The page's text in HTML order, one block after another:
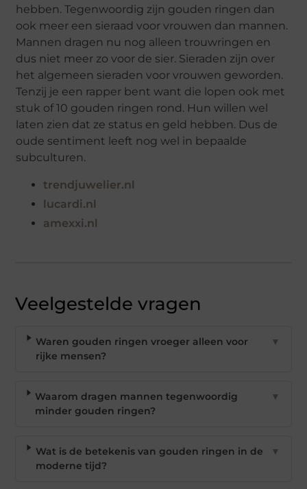
hebben. Tegenwoordig zijn gouden ringen dan
ook meer een sieraad voor vrouwen dan mannen.
Mannen dragen nu nog alleen trouwringen en
dus niet meer zo voor de sier. Sieraden zijn over
het algemeen sieraden voor vrouwen geworden.
Tenzij je een rapper bent want die lopen ook met
stuk of 10 gouden ringen rond. Hun willen wel
laten zien dat ze status en geld hebben. Dus de
oude sentiment leeft nog wel in bepaalde
subculturen.
trendjuwelier.nl
lucardi.nl
amexxi.nl
Veelgestelde vragen
Waren gouden ringen vroeger alleen voor
rijke mensen?
▼
Waarom dragen mannen tegenwoordig
minder gouden ringen?
▼
Wat is de betekenis van gouden ringen in de
moderne tijd?
▼